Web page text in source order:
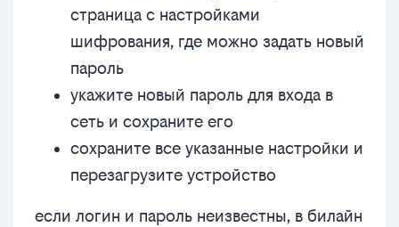
страница с настройками
шифрования, где можно задать новый
пароль
укажите новый пароль для входа в
сеть и сохраните его
сохраните все указанные настройки и
перезагрузите устройство
если логин и пароль неизвестны, в билайн